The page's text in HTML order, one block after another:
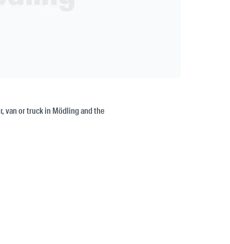
van or truck in Mödling and the